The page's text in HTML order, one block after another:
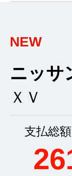
NEW
ニッサ
ＸＶ
支払総